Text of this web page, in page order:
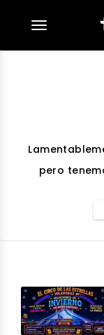
desplegar
pero